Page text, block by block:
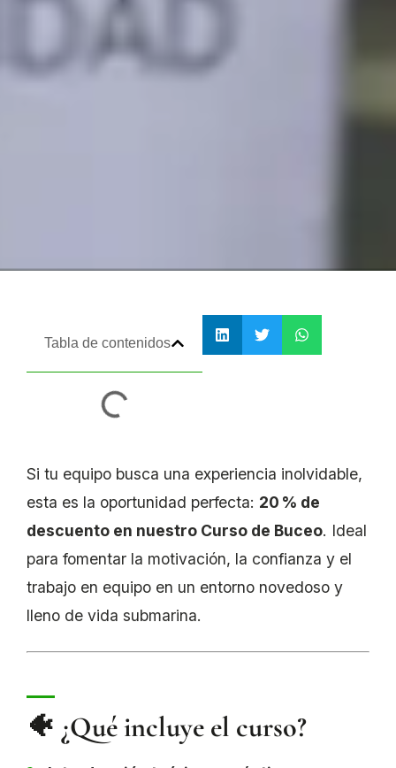
Tabla de contenidos
Si tu equipo busca una experiencia inolvidable,
esta es la oportunidad perfecta: 20 % de
descuento en nuestro Curso de Buceo. Ideal
para fomentar la motivación, la confianza y el
trabajo en equipo en un entorno novedoso y
lleno de vida submarina.
🐠 ¿Qué incluye el curso?